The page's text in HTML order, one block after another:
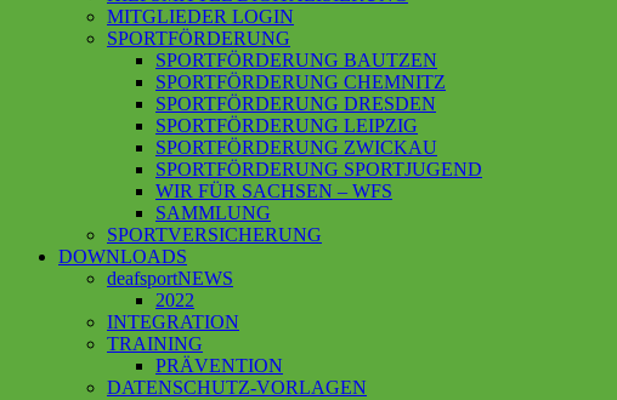
MITGLIEDER LOGIN
SPORTFÖRDERUNG
SPORTFÖRDERUNG BAUTZEN
SPORTFÖRDERUNG CHEMNITZ
SPORTFÖRDERUNG DRESDEN
SPORTFÖRDERUNG LEIPZIG
SPORTFÖRDERUNG ZWICKAU
SPORTFÖRDERUNG SPORTJUGEND
WIR FÜR SACHSEN – WFS
SAMMLUNG
SPORTVERSICHERUNG
DOWNLOADS
deafsportNEWS
2022
INTEGRATION
TRAINING
PRÄVENTION
DATENSCHUTZ-VORLAGEN